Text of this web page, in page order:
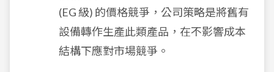
(EG 級) 的價格競爭，公司策略是將舊有
設備轉作生產此類產品，在不影響成本
結構下應對市場競爭。